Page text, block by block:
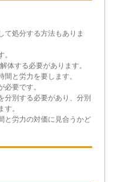
て処分する方法もありま
体する必要があります。
と労力を要します。
要です。
分別する必要があり、分別
。
と労力の対価に見合うかど